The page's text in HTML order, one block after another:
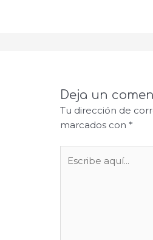
Deja un
Tu dirección de
marcados con *
aquí...